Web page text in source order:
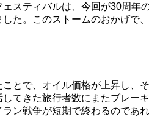
スティバルは、今回が30周
た。このストームのおかげで
とで、オイル価格が上昇し
てきた旅行者数にまたブレ
ン戦争が短期で終わるので